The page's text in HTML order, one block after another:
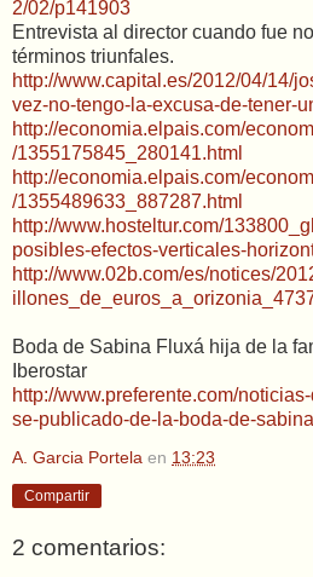
2/02/p141903
Entrevista al director cuando fue
términos triunfales.
http://www.capital.es/2012/04/14/
vez-no-tengo-la-excusa-de-tener-
http://economia.elpais.com/
/1355175845_280141.html
http://economia.elpais.com/
/1355489633_887287.html
http://www.hosteltur.com/
posibles-efectos-verticales-
http://www.02b.com/es/notices/
Boda de Sabina Fluxá hija de la
Iberostar
http://www.preferente.com/
se-publicado-de-la-boda-de-
A. Garcia Portela en 13:23
Compartir
2 comentarios: